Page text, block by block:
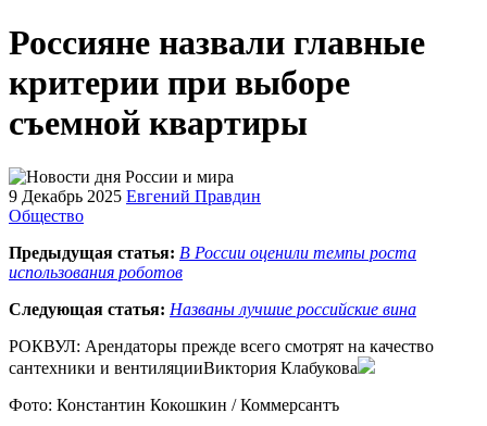
Россияне назвали главные
критерии при выборе
съемной квартиры
9 Декабрь 2025 Евгений Правдин
Общество
Предыдущая статья: В России оценили темпы роста
использования роботов
Следующая статья: Названы лучшие российские вина
РОКВУЛ: Арендаторы прежде всего смотрят на качество
сантехники и вентиляцииВиктория Клабукова
Фото: Константин Кокошкин / Коммерсантъ